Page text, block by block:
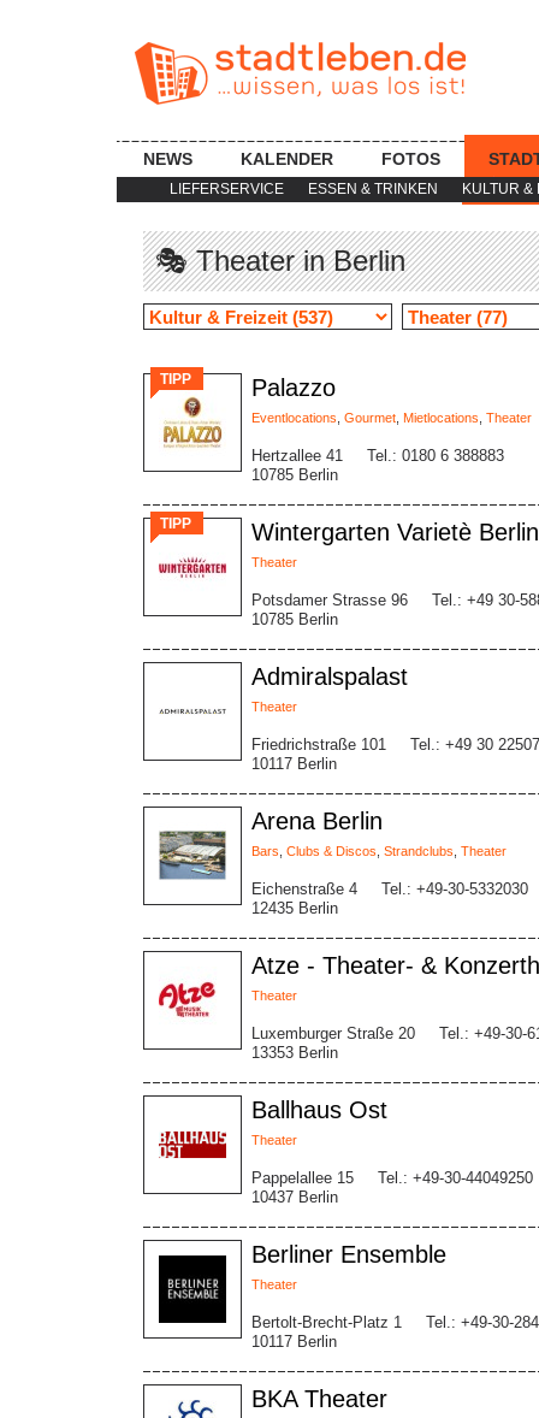
LIEFERSERVICE ESSEN & TRINKEN KULTUR &
NEWS KALENDER FOTOS
🎭 Theater in Berlin
TIPP Palazzo
Eventlocations Gourmet Mietlocations Theater
Hertzallee 41
10785 Berlin
Tel.: 0180 6 388883
TIPP Wintergarten Varietè Berlin
Theater
Potsdamer Strasse 96
10785 Berlin
Tel.: +49 30-
Admiralspalast
Theater
Friedrichstraße 101
10117 Berlin
Tel.: +49 30
Arena Berlin
Bars Clubs & Discos Strandclubs Theater
Eichenstraße 4
12435 Berlin
Tel.: +49-30-5332030
Atze - Theater- &
Theater
Luxemburger Straße 20
13353 Berlin
Tel.: +49-30-
Ballhaus Ost
Theater
Pappelallee 15
10437 Berlin
Tel.: +49-30-44049250
Berliner Ensemble
Theater
Bertolt-Brecht-Platz 1
10117 Berlin
Tel.: +49-30-
BKA Theater